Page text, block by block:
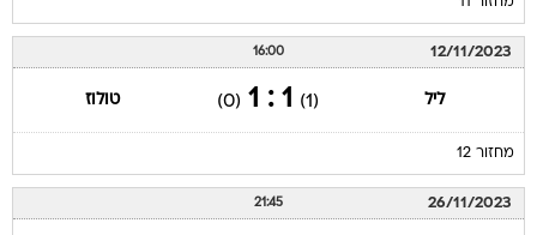
12/11/2023
16:00
ליל (1)
1 : 1
(0) טולוז
מחזור 12
26/11/2023
21:45